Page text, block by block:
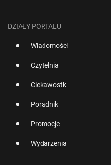
DZIAŁY PORTALU
Wiadomości
Czytelnia
Ciekawostki
Poradnik
Promocje
Wydarzenia